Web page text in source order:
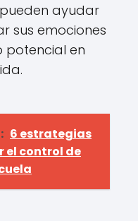
ayudar
sus emociones
potencial en
6 estrategias
el control de